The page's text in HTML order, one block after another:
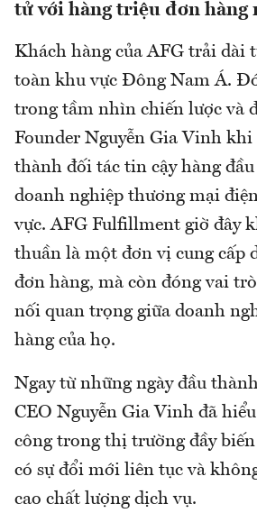
tử với hàng triệu đơn hàng
Khách hàng của AFG trải dài
toàn khu vực Đông Nam Á.
trong tầm nhìn chiến lược và
Founder Nguyễn Gia Vinh khi
thành đối tác tin cậy hàng
doanh nghiệp thương mại
vực. AFG Fulfillment giờ đây
thuần là một đơn vị cung cấp
đơn hàng, mà còn đóng vai
nối quan trọng giữa doanh
hàng của họ.
Ngay từ những ngày đầu
CEO Nguyễn Gia Vinh đã
công trong thị trường đầy
có sự đổi mới liên tục và
cao chất lượng dịch vụ.